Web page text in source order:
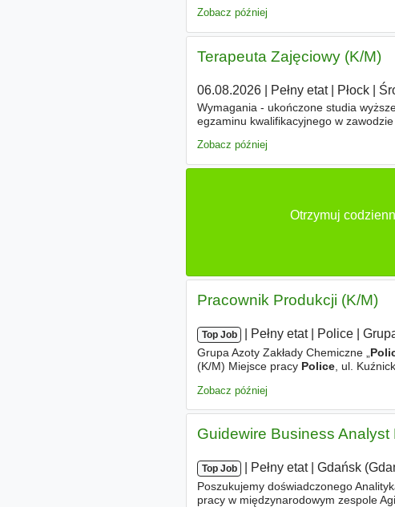
Zobacz później
Terapeuta Zajęciowy (K/M)
06.08.2026| Pełny etat| Płock|
Wymagania - ukończone studia
egzaminu kwalifikacyjnego w
Zobacz później
Otrzymuj
Pracownik Produkcji (K/M)
Top Job Pełny etat| Police
Grupa Azoty Zakłady Chemiczne „
(K/M) Miejsce pracy Police, ul.
Zobacz później
Guidewire Business Analyst
Top Job Pełny etat| Gdańsk
Poszukujemy doświadczonego
pracy w międzynarodowym zespole